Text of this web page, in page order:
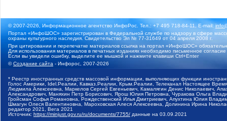
© 2007-2026, Информационное агентство ИнфоРос. Тел.: +7 495 718-84-11, E-mail:
Портал «ИнфоШОС» зарегистрирован в Федеральной службе по надзору в сфере
охраны культурного наследия. Свидетельство Эл № 77-31649 от 04 апреля 2008 г.
При цитировании и перепечатке материалов ссылка на портал «ИнфоШОС»
Для использования материалов в печатных изданиях необходимо письменное
Если вы увидели ошибку, выделите ее мышкой и нажмите клавиши Ctrl+Enter
©Создание сайта - Инфорос, 2007-2026
* Реестр иностранных средств массовой информации, выполняющих функции
Голос Америки, Idel.Реалии, Кавказ.Реалии, Крым.Реалии, Телеканал Настоящее
Людмила Алексеевна, Маркелов Сергей Евгеньевич, Камалягин Денис Николаевич,
Александрович, Маняхин Петр Борисович, Ярош Юлия Петровна, Чуракова Ольга
Гройсман Софья Романовна, Рождественский Илья Дмитриевич, Апухтина Юлия
Шмагун Олеся Валентиновна, Мароховская Алеся Алексеевна, Долинина Ирина
редактор 2021, Вега 2021
Источник: https://minjust.gov.ru/ru/documents/7755/ данные на 03.09.2021